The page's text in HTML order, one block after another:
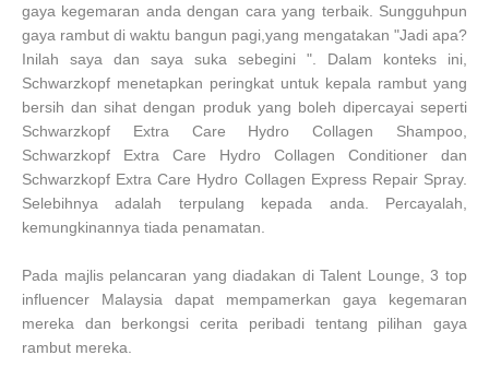
gaya kegemaran anda dengan cara yang terbaik. Sungguhpun
gaya rambut di waktu bangun pagi,yang mengatakan "Jadi apa?
Inilah saya dan saya suka sebegini ". Dalam konteks ini,
Schwarzkopf menetapkan peringkat untuk kepala rambut yang
bersih dan sihat dengan produk yang boleh dipercayai seperti
Schwarzkopf Extra Care Hydro Collagen Shampoo,
Schwarzkopf Extra Care Hydro Collagen Conditioner dan
Schwarzkopf Extra Care Hydro Collagen Express Repair Spray.
Selebihnya adalah terpulang kepada anda. Percayalah,
kemungkinannya tiada penamatan.
Pada majlis pelancaran yang diadakan di Talent Lounge, 3 top
influencer Malaysia dapat mempamerkan gaya kegemaran
mereka dan berkongsi cerita peribadi tentang pilihan gaya
rambut mereka.